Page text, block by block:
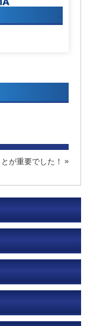
が重要でした！